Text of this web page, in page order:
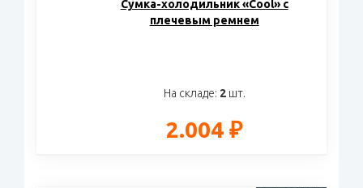
Сумка-холодильник «Cool» с
плечевым ремнем
На складе: 2шт.
2.004 ₽